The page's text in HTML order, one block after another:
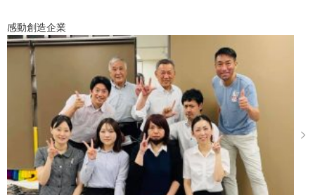
感動創造企業